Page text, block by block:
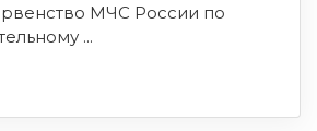
МЧС России по
...